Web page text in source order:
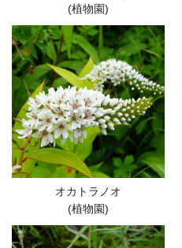
(植物園)
オカトラノオ
(植物園)